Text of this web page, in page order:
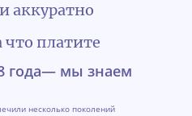
аккуратно
платите
года— мы знаем
несколько поколений